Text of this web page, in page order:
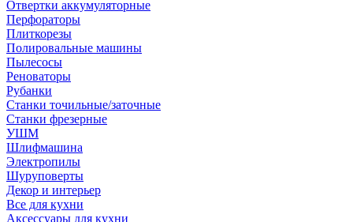
Отвертки аккумуляторные
Перфораторы
Плиткорезы
Полировальные машины
Пылесосы
Реноваторы
Рубанки
Станки точильные/заточные
Станки фрезерные
УШМ
Шлифмашина
Электропилы
Шуруповерты
Декор и интерьер
Все для кухни
Аксессуары для кухни